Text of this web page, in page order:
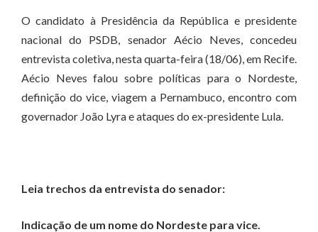
O candidato à Presidência da República e presidente
nacional do PSDB, senador Aécio Neves, concedeu
entrevista coletiva, nesta quarta-feira (18/06), em Recife.
Aécio Neves falou sobre políticas para o Nordeste,
definição do vice, viagem a Pernambuco, encontro com
governador João Lyra e ataques do ex-presidente Lula.
Leia trechos da entrevista do senador:
Indicação de um nome do Nordeste para vice.